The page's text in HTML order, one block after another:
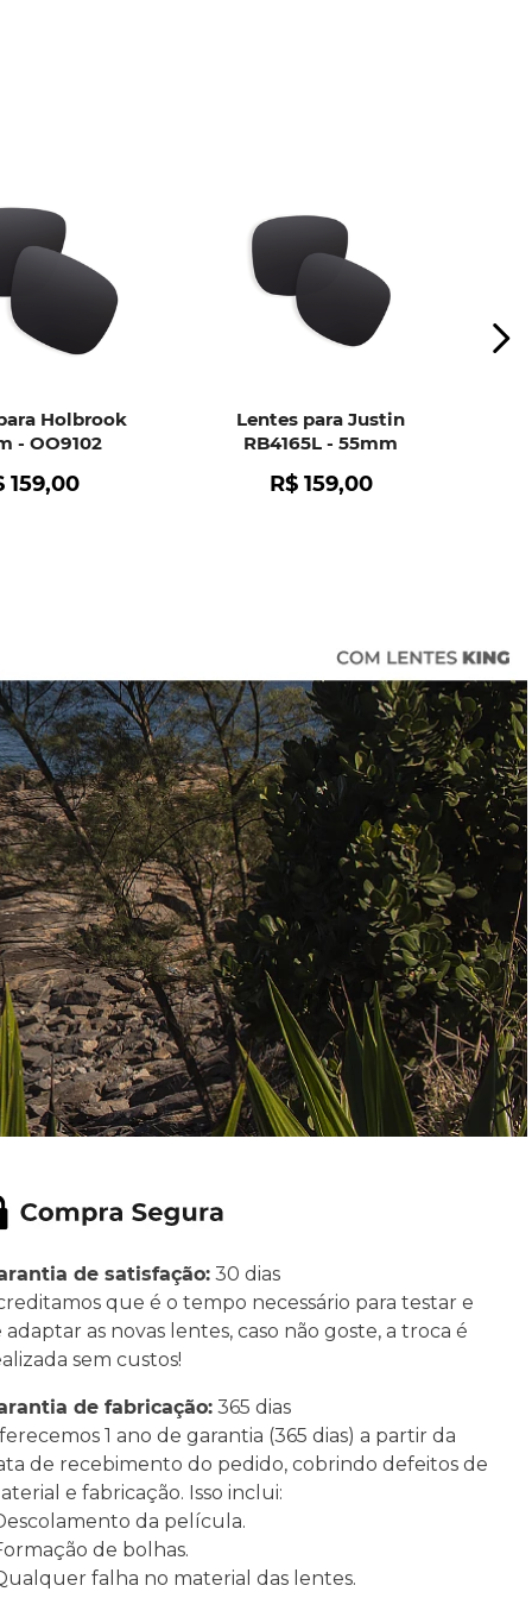
Holbrook
- OO9102
159,00
Lentes para Justin
RB4165L - 55mm
R$ 159,00
de satisfação:30 dias
que é o tempo necessário para testar e
adaptar as novas lentes, caso não goste, a troca é
sem custos!
de fabricação:365 dias
1 ano de garantia (365 dias) a partir da
de recebimento do pedido, cobrindo defeitos de
e fabricação. Isso inclui:
da película.
de bolhas.
falha no material das lentes.